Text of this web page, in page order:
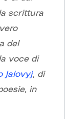
scrittura
del
voce di
Jalovyj, di
in